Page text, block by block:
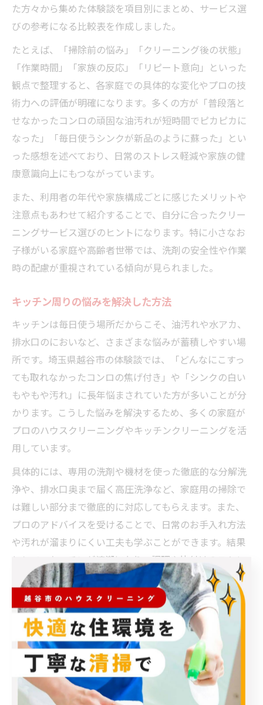
た方々から集めた体験談を項目別にまとめ、サービス選
びの参考になる比較表を作成しました。
たとえば、「掃除前の悩み」「クリーニング後の状態」
「作業時間」「家族の反応」「リピート意向」といった
観点で整理すると、各家庭での具体的な変化やプロの技
術力への評価が明確になります。多くの方が「普段落と
せなかったコンロの頑固な油汚れが短時間でピカピカに
なった」「毎日使うシンクが新品のように蘇った」とい
った感想を述べており、日常のストレス軽減や家族の健
康意識向上にもつながっています。
また、利用者の年代や家族構成ごとに感じたメリットや
注意点もあわせて紹介することで、自分に合ったクリー
ニングサービス選びのヒントになります。特に小さなお
子様がいる家庭や高齢者世帯では、洗剤の安全性や作業
時の配慮が重視されている傾向が見られました。
キッチン周りの悩みを解決した方法
キッチンは毎日使う場所だからこそ、油汚れや水アカ、
排水口のにおいなど、さまざまな悩みが蓄積しやすい場
所です。埼玉県越谷市の体験談では、「どんなにこすっ
ても取れなかったコンロの焦げ付き」や「シンクの白い
もやもや汚れ」に長年悩まされていた方が多いことが分
かります。こうした悩みを解決するため、多くの家庭が
プロのハウスクリーニングやキッチンクリーニングを活
用しています。
具体的には、専用の洗剤や機材を使った徹底的な分解洗
浄や、排水口奥まで届く高圧洗浄など、家庭用の掃除で
は難しい部分まで徹底的に対応してもらえます。また、
プロのアドバイスを受けることで、日常のお手入れ方法
や汚れが溜まりにくい工夫も学ぶことができます。結果
として、キッチンが清潔になり、調理や片付けのストレ
スが大幅に減ったという声が多数寄せられています。
注意点としては、事前の打ち合わせで「気になる汚れ」
や「掃除してほしい箇所」を具体的に伝えることで、よ
り満足のいく仕上がりを得やすくなります。特に初めて
クリーニングを依頼する方は、作業内容や使用する洗剤
の種類についても確認しておくと安心です。